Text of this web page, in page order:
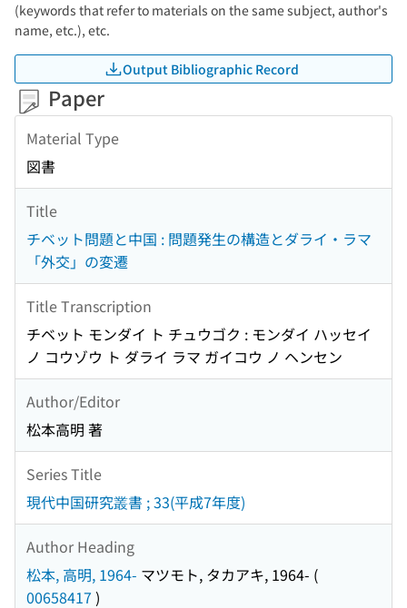
(keywords that refer to materials on the same subject, author's
name, etc.), etc.
Output Bibliographic Record
Paper
Material Type
図書
Title
チベット問題と中国 : 問題発生の構造とダライ・ラマ
「外交」の変遷
Title Transcription
チベット モンダイ ト チュウゴク : モンダイ ハッセイ
ノ コウゾウ ト ダライ ラマ ガイコウ ノ ヘンセン
Author/Editor
松本高明 著
Series Title
現代中国研究叢書 ; 33(平成7年度)
Author Heading
松本, 高明, 1964- マツモト, タカアキ, 1964- (
00658417 )